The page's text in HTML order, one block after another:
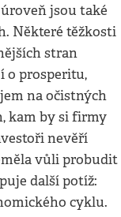
jsou také
Některé těžkosti
stran
o prosperitu,
na očistných
kam by si firmy
nevěří
vůli probudit
další potíž:
cyklu.